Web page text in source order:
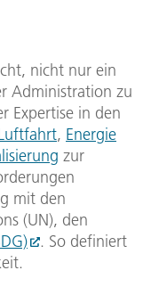
nicht nur ein
Administration zu
Expertise in den
, Energie
zur
mit den
(UN), den
. So definiert